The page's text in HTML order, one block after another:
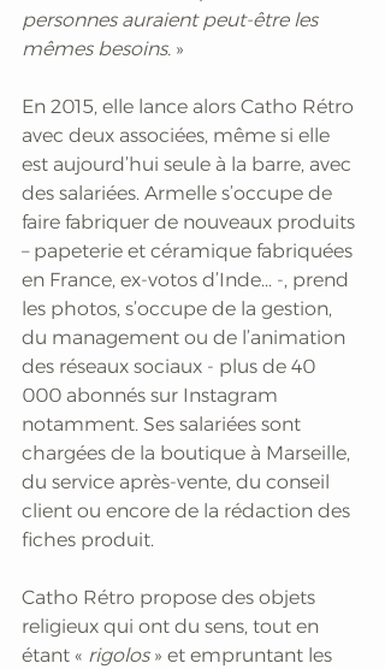
personnes auraient peut-être les
mêmes besoins. »
En 2015, elle lance alors Catho Rétro
avec deux associées, même si elle
est aujourd’hui seule à la barre, avec
des salariées. Armelle s’occupe de
faire fabriquer de nouveaux produits
– papeterie et céramique fabriquées
en France, ex-votos d’Inde... -, prend
les photos, s’occupe de la gestion,
du management ou de l’animation
des réseaux sociaux - plus de 40
000 abonnés sur Instagram
notamment. Ses salariées sont
chargées de la boutique à Marseille,
du service après-vente, du conseil
client ou encore de la rédaction des
fiches produit.
Catho Rétro propose des objets
religieux qui ont du sens, tout en
étant « rigolos » et empruntant les